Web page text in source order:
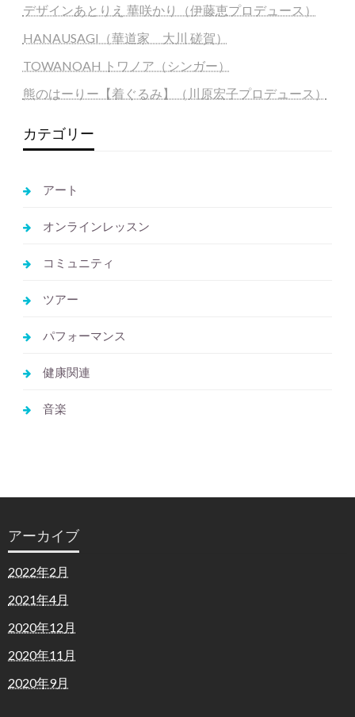
デザインあとりえ 華咲かり（伊藤恵プロデュース）
HANAUSAGI（華道家 大川 磋賀）
TOWANOAH トワノア（シンガー）
熊のはーりー【着ぐるみ】（川原宏子プロデュース）
カテゴリー
アート
オンラインレッスン
コミュニティ
ツアー
パフォーマンス
健康関連
音楽
アーカイブ
2022年2月
2021年4月
2020年12月
2020年11月
2020年9月